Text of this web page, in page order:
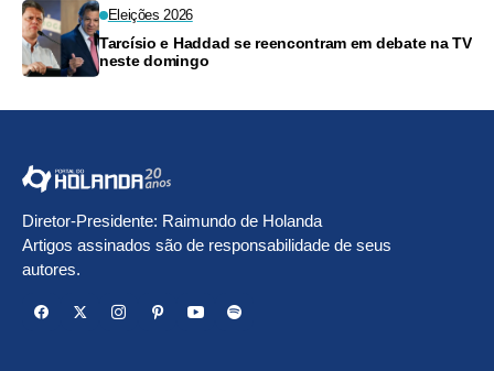
Eleições 2026
Tarcísio e Haddad se reencontram em debate na TV
neste domingo
Diretor-Presidente: Raimundo de Holanda
Artigos assinados são de responsabilidade de seus
autores.